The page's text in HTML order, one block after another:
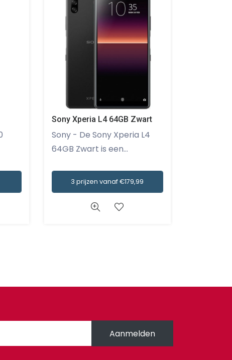
Sony Xperia L4 64GB Zwart
Sony - De Sony Xperia L4
64GB Zwart is een...
3 prijzen vanaf €179,99
Aanmelden